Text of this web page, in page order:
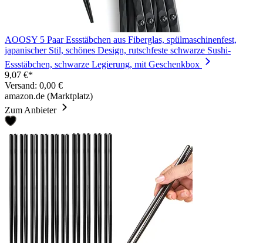
AOOSY 5 Paar Essstäbchen aus Fiberglas, spülmaschinenfest,
japanischer Stil, schönes Design, rutschfeste schwarze Sushi-
Essstäbchen, schwarze Legierung, mit Geschenkbox
9,07 €*
Versand: 0,00 €
amazon.de (Marktplatz)
Zum Anbieter